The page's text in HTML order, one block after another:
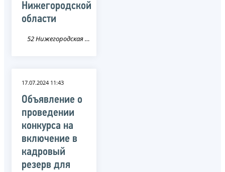
Нижегородской
области
52 Нижегородская область
17.07.2024 11:43
Объявление о
проведении
конкурса на
включение в
кадровый
резерв для